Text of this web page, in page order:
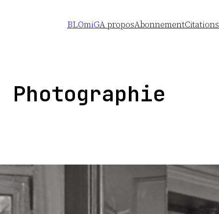
BLOmiGA proposAbonnementCitations
Photographie